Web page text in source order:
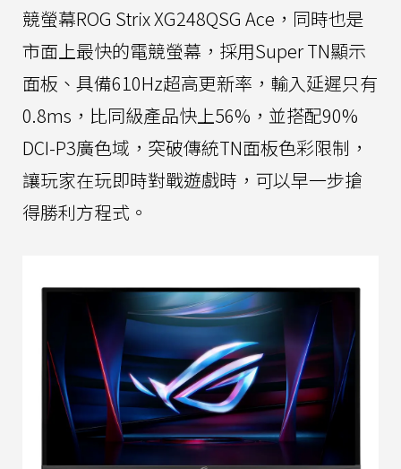
競螢幕ROG Strix XG248QSG Ace，同時也是
市面上最快的電競螢幕，採用Super TN顯示
面板、具備610Hz超高更新率，輸入延遲只有
0.8ms，比同級產品快上56%，並搭配90%
DCI-P3廣色域，突破傳統TN面板色彩限制，
讓玩家在玩即時對戰遊戲時，可以早一步搶
得勝利方程式。